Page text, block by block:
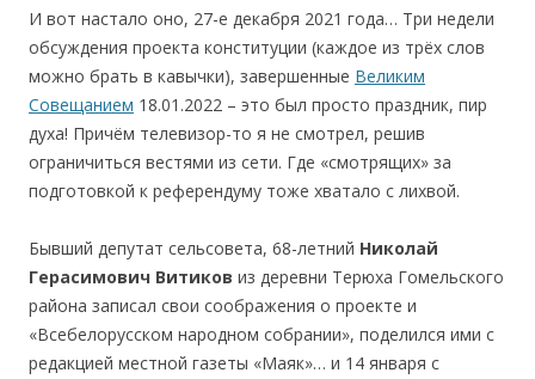
И вот настало оно, 27-е декабря 2021 года… Три недели
обсуждения проекта конституции (каждое из трёх слов
можно брать в кавычки), завершенные Великим
Совещанием 18.01.2022 – это был просто праздник, пир
духа! Причём телевизор-то я не смотрел, решив
ограничиться вестями из сети. Где «смотрящих» за
подготовкой к референдуму тоже хватало с лихвой.
Бывший депутат сельсовета, 68-летний Николай
Герасимович Витиков из деревни Терюха Гомельского
района записал свои соображения о проекте и
«Всебелорусском народном собрании», поделился ими с
редакцией местной газеты «Маяк»… и 14 января с